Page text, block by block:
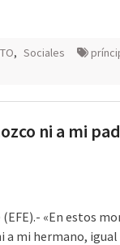
, Sociales
ni a mi
(EFE).- «En estos
a mi hermano,